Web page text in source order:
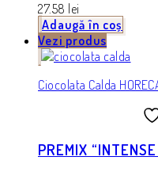
27.58 lei
Adaugă în coș
Vezi produs
Ciocolata Calda
PREMIX